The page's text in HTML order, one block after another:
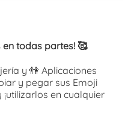
todas partes! 🥰
y 👫 Aplicaciones
y pegar sus Emoji
en cualquier